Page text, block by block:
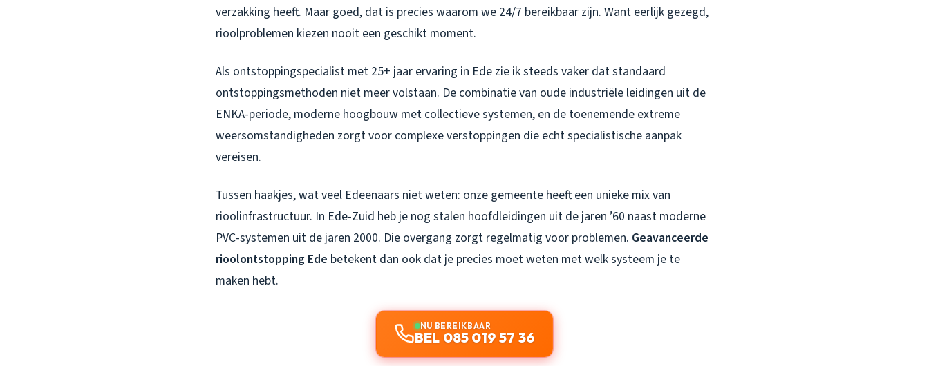
verzakking heeft. Maar goed, dat is precies waarom we 24/7 bereikbaar zijn. Want eerlijk gezegd,
rioolproblemen kiezen nooit een geschikt moment.
Als ontstoppingspecialist met 25+ jaar ervaring in Ede zie ik steeds vaker dat standaard
ontstoppingsmethoden niet meer volstaan. De combinatie van oude industriële leidingen uit de
ENKA-periode, moderne hoogbouw met collectieve systemen, en de toenemende extreme
weersomstandigheden zorgt voor complexe verstoppingen die echt specialistische aanpak
vereisen.
Tussen haakjes, wat veel Edeenaars niet weten: onze gemeente heeft een unieke mix van
rioolinfrastructuur. In Ede-Zuid heb je nog stalen hoofdleidingen uit de jaren ’60 naast moderne
PVC-systemen uit de jaren 2000. Die overgang zorgt regelmatig voor problemen. Geavanceerde
rioolontstopping Ede betekent dan ook dat je precies moet weten met welk systeem je te
maken hebt.
NU BEREIKBAAR
BEL 085 019 57 36